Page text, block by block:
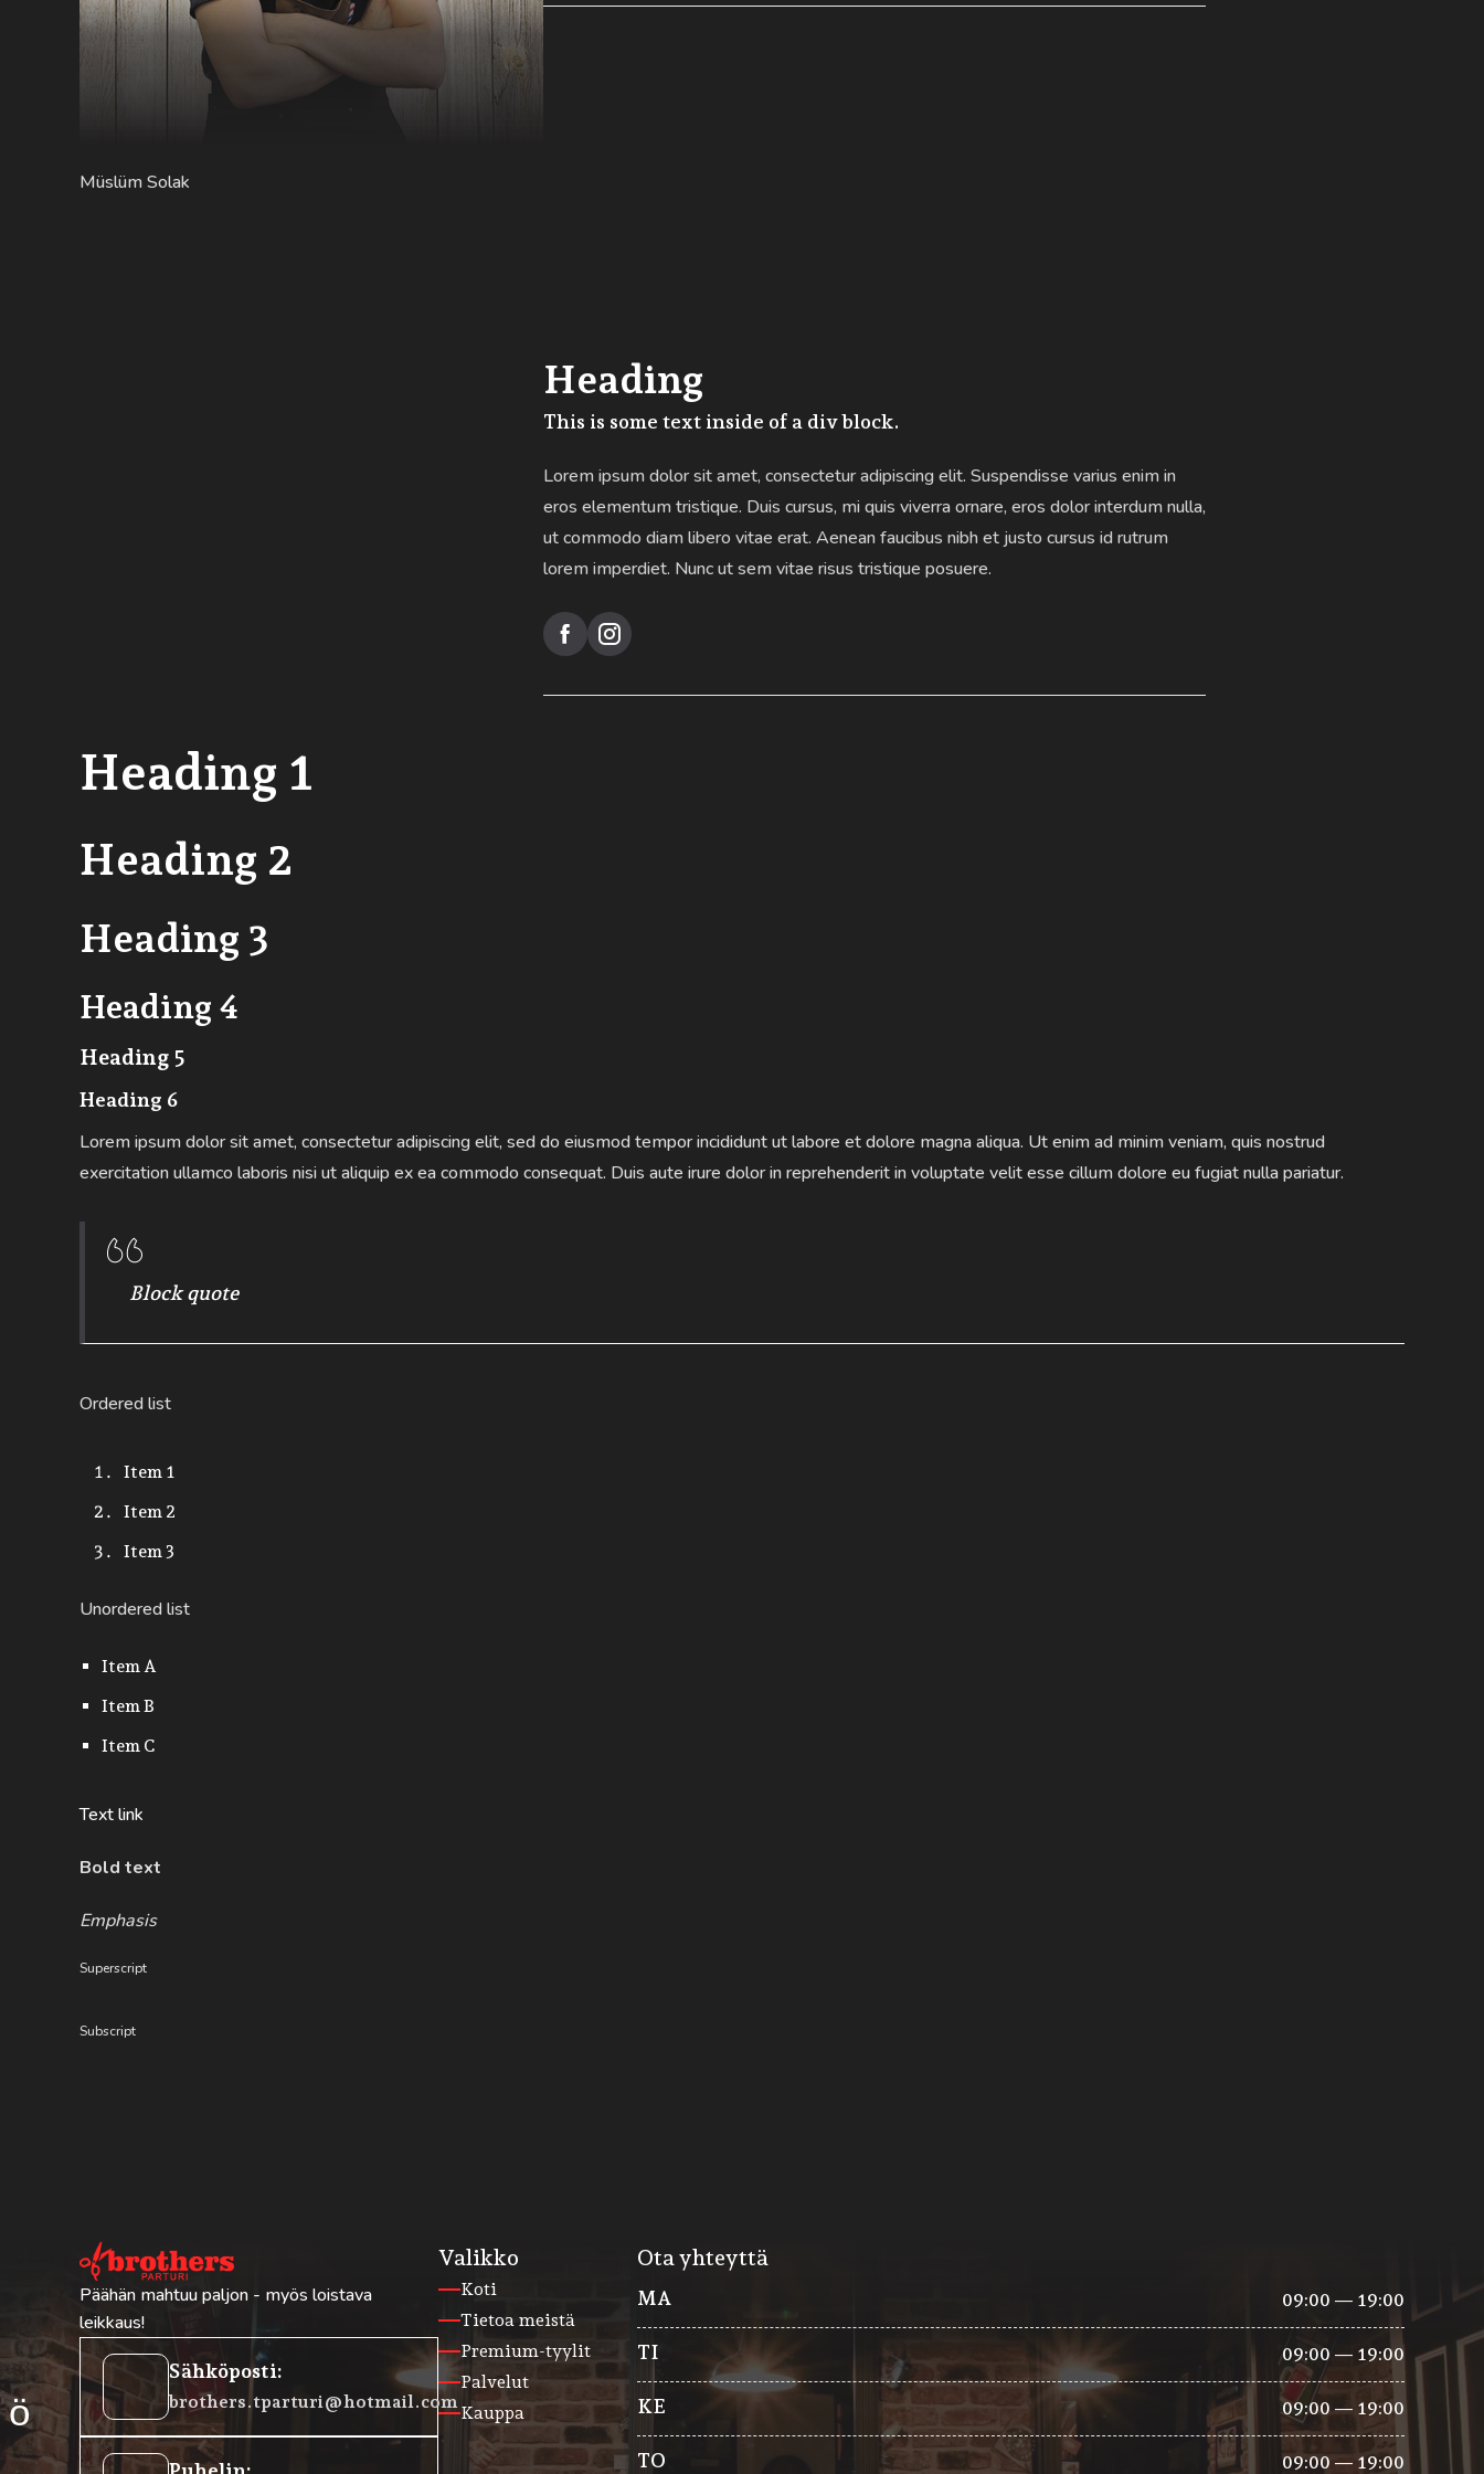
Müslüm Solak
Heading
This is some text inside of a div block.
Lorem ipsum dolor sit amet, consectetur adipiscing elit. Suspendisse varius enim in
eros elementum tristique. Duis cursus, mi quis viverra ornare, eros dolor interdum nulla,
ut commodo diam libero vitae erat. Aenean faucibus nibh et justo cursus id rutrum
lorem imperdiet. Nunc ut sem vitae risus tristique posuere.
 
Heading 1
Heading 2
Heading 3
Heading 4
Heading 5
Heading 6
Lorem ipsum dolor sit amet, consectetur adipiscing elit, sed do eiusmod tempor incididunt ut labore et dolore magna aliqua. Ut enim ad minim veniam, quis nostrud
exercitation ullamco laboris nisi ut aliquip ex ea commodo consequat. Duis aute irure dolor in reprehenderit in voluptate velit esse cillum dolore eu fugiat nulla pariatur.
Block quote
Ordered list
Item 1
Item 2
Item 3
Unordered list
Item A
Item B
Item C
Text link
Bold text
Emphasis
Superscript
Subscript
Päähän mahtuu paljon - myös loistava
leikkaus!
Sähköposti:
brothers.tparturi@hotmail.com
Valikko
Koti
Tietoa meistä
Premium-tyylit
Palvelut
Kauppa
Ota yhteyttä
MA 09:00 — 19:00
TI 09:00 — 19:00
KE 09:00 — 19:00
TO 09:00 — 19:00